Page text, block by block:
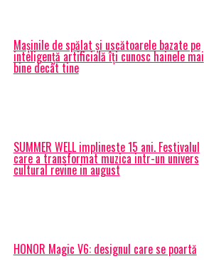
Mașinile de spălat și uscătoarele bazate pe
inteligență artificială îți cunosc hainele mai
bine decât tine
SUMMER WELL implineste 15 ani. Festivalul
care a transformat muzica intr-un univers
cultural revine in august
HONOR Magic V6: designul care se poartă